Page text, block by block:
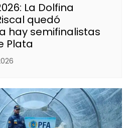
La Dolfina
quedó
hay semifinalistas
Plata